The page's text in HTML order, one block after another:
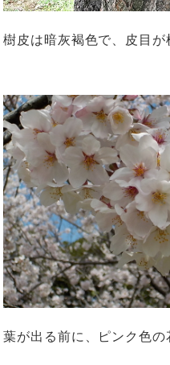
樹皮は暗灰褐色で、皮目が
葉が出る前に、ピンク色の